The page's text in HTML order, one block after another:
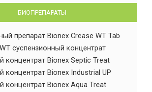
БИОПРЕПАРАТЫ
препарат Bionex Crease WT Tab
суспензионный концентрат
концентрат Bionex Septic Treat
концентрат Bionex Industrial UP
концентрат Bionex Aqua Treat